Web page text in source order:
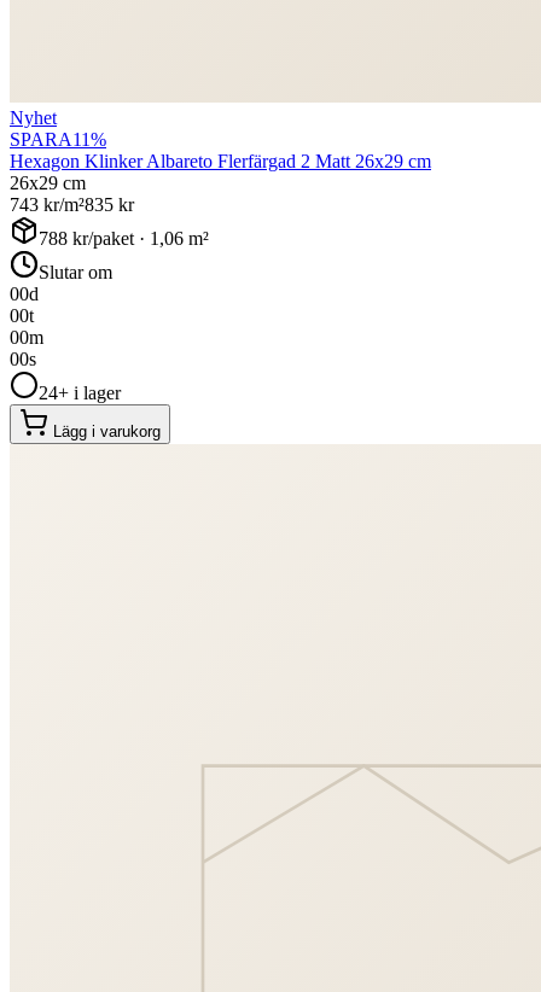
Nyhet
SPARA11%
Hexagon Klinker Albareto Flerfärgad 2 Matt 26x29 cm
26x29 cm
743 kr/m²835 kr
788 kr/paket · 1,06 m²
Slutar om
00d
00t
00m
00s
24+ i lager
Lägg i varukorg